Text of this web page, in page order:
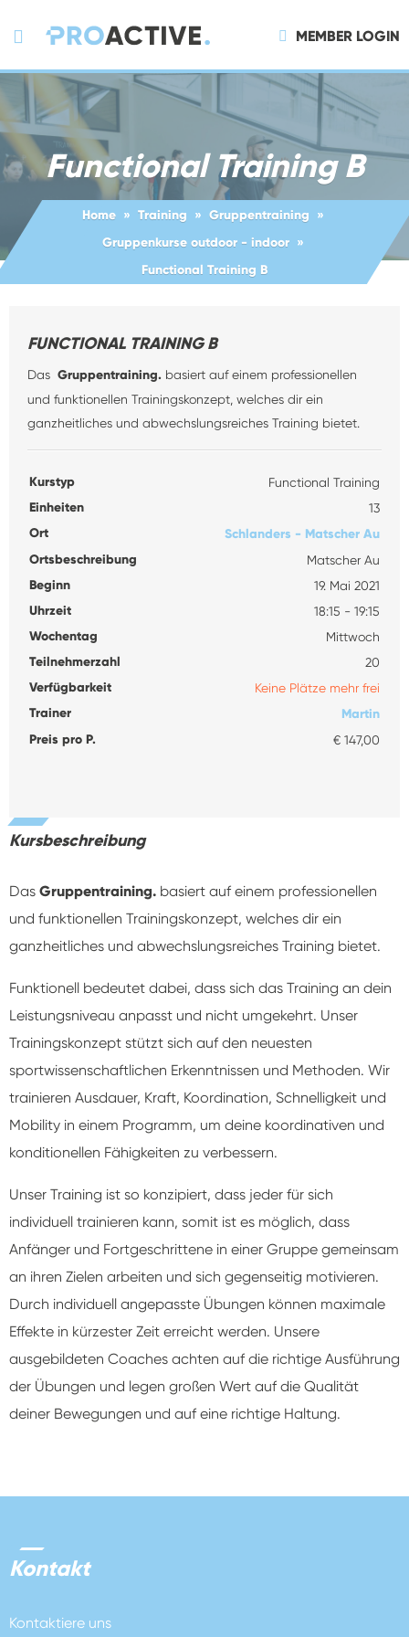
MEMBER LOGIN
Functional Training B
Home Training
Gruppentraining
Gruppenkurse outdoor - indoor
Functional Training B
FUNCTIONAL TRAINING B
Das Gruppentraining. basiert auf einem professionellen
und funktionellen Trainingskonzept, welches dir ein
ganzheitliches und abwechslungsreiches Training bietet.
Kurstyp Functional Training
Einheiten 13
Ort
Schlanders - Matscher Au
Ortsbeschreibung
Matscher Au
Beginn 19. Mai 2021
Uhrzeit 18:15 - 19:15
Wochentag Mittwoch
Teilnehmerzahl 20
Verfügbarkeit Keine Plätze mehr frei
Trainer
Martin
Preis pro P.
€ 147,00
Kursbeschreibung
Das Gruppentraining. basiert auf einem professionellen
und funktionellen Trainingskonzept, welches dir ein
ganzheitliches und abwechslungsreiches Training bietet.
Funktionell bedeutet dabei, dass sich das Training an dein
Leistungsniveau anpasst und nicht umgekehrt. Unser
Trainingskonzept stützt sich auf den neuesten
sportwissenschaftlichen Erkenntnissen und Methoden. Wir
trainieren Ausdauer, Kraft, Koordination, Schnelligkeit und
Mobility in einem Programm, um deine koordinativen und
konditionellen Fähigkeiten zu verbessern.
Unser Training ist so konzipiert, dass jeder für sich
individuell trainieren kann, somit ist es möglich, dass
Anfänger und Fortgeschrittene in einer Gruppe gemeinsam
an ihren Zielen arbeiten und sich gegenseitig motivieren.
Durch individuell angepasste Übungen können maximale
Effekte in kürzester Zeit erreicht werden. Unsere
ausgebildeten Coaches achten auf die richtige Ausführung
der Übungen und legen großen Wert auf die Qualität
deiner Bewegungen und auf eine richtige Haltung.
Kontakt
Kontaktiere uns